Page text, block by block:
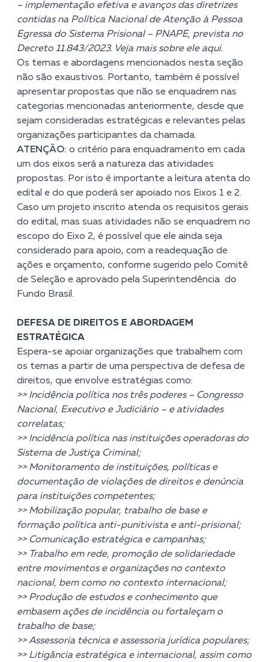
– implementação efetiva e avanços das diretrizes
contidas na Política Nacional de Atenção à Pessoa
Egressa do Sistema Prisional – PNAPE, prevista no
Decreto 11.843/2023. Veja mais sobre ele aqui.
Os temas e abordagens mencionados nesta seção
não são exaustivos. Portanto, também é possível
apresentar propostas que não se enquadrem nas
categorias mencionadas anteriormente, desde que
sejam consideradas estratégicas e relevantes pelas
organizações participantes da chamada.
ATENÇÃO: o critério para enquadramento em cada
um dos eixos será a natureza das atividades
propostas. Por isto é importante a leitura atenta do
edital e do que poderá ser apoiado nos Eixos 1 e 2.
Caso um projeto inscrito atenda os requisitos gerais
do edital, mas suas atividades não se enquadrem no
escopo do Eixo 2, é possível que ele ainda seja
considerado para apoio, com a readequação de
ações e orçamento, conforme sugerido pelo Comitê
de Seleção e aprovado pela Superintendência do
Fundo Brasil.
DEFESA DE DIREITOS E ABORDAGEM
ESTRATÉGICA
Espera-se apoiar organizações que trabalhem com
os temas a partir de uma perspectiva de defesa de
direitos, que envolve estratégias como:
>> Incidência política nos três poderes – Congresso
Nacional, Executivo e Judiciário – e atividades
correlatas;
>> Incidência política nas instituições operadoras do
Sistema de Justiça Criminal;
>> Monitoramento de instituições, políticas e
documentação de violações de direitos e denúncia
para instituições competentes;
>> Mobilização popular, trabalho de base e
formação política anti-punitivista e anti-prisional;
>> Comunicação estratégica e campanhas;
>> Trabalho em rede, promoção de solidariedade
entre movimentos e organizações no contexto
nacional, bem como no contexto internacional;
>> Produção de estudos e conhecimento que
embasem ações de incidência ou fortaleçam o
trabalho de base;
>> Assessoria técnica e assessoria jurídica populares;
>> Litigância estratégica e internacional, assim como